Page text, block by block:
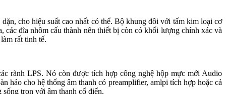
cho hiệu suất cao nhất có thể. Bộ khung đôi với tấm kim loại cơ
đĩa nhôm cấu thành nên thiết bị còn có khối lượng chính xác và
rất tinh tế.
rãnh LPS. Nó còn được tích hợp công nghệ hộp mực mới Audio
cho hệ thống âm thanh có preamplifier, amlpi tích hợp hoặc cả
trọn với âm thanh cổ điển.